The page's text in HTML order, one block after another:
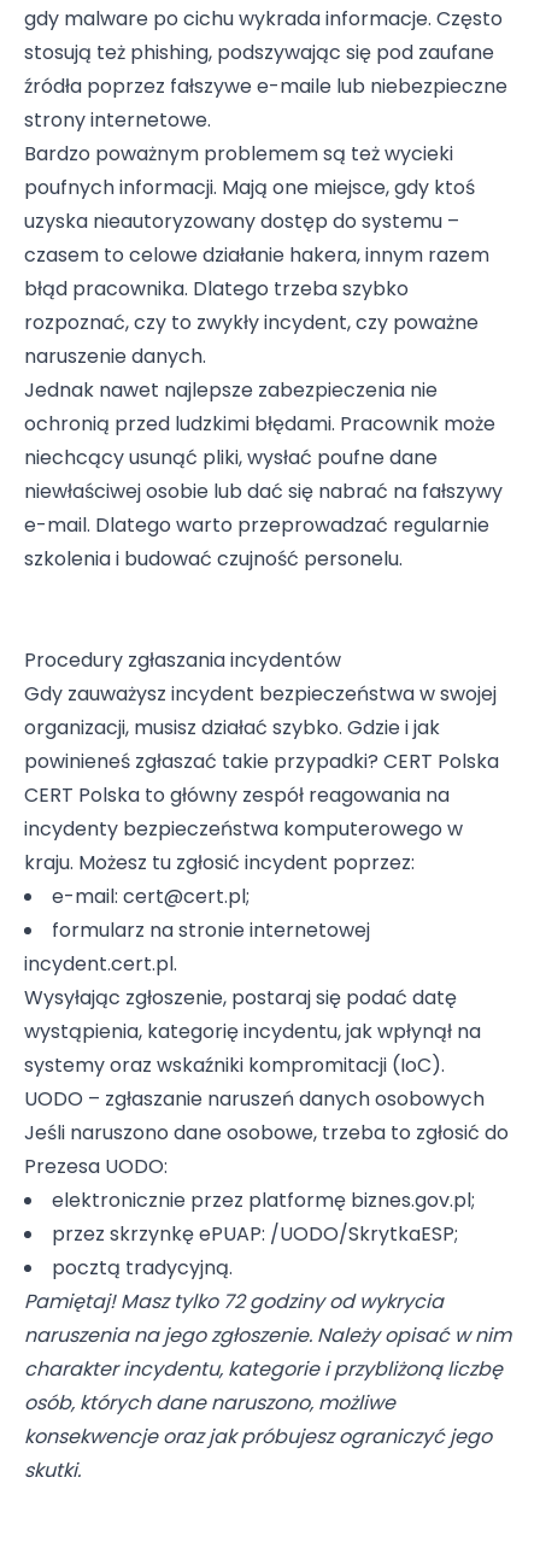
gdy malware po cichu wykrada informacje. Często
stosują też phishing, podszywając się pod zaufane
źródła poprzez fałszywe e-maile lub niebezpieczne
strony internetowe.
Bardzo poważnym problemem są też wycieki
poufnych informacji. Mają one miejsce, gdy ktoś
uzyska nieautoryzowany dostęp do systemu –
czasem to celowe działanie hakera, innym razem
błąd pracownika. Dlatego trzeba szybko
rozpoznać, czy to zwykły incydent, czy poważne
naruszenie danych.
Jednak nawet najlepsze zabezpieczenia nie
ochronią przed ludzkimi błędami. Pracownik może
niechcący usunąć pliki, wysłać poufne dane
niewłaściwej osobie lub dać się nabrać na fałszywy
e-mail. Dlatego warto przeprowadzać regularnie
szkolenia i budować czujność personelu.
Procedury zgłaszania incydentów
Gdy zauważysz incydent bezpieczeństwa w swojej
organizacji, musisz działać szybko. Gdzie i jak
powinieneś zgłaszać takie przypadki? CERT Polska
CERT Polska to główny zespół reagowania na
incydenty bezpieczeństwa komputerowego w
kraju. Możesz tu zgłosić incydent poprzez:
e-mail: cert@cert.pl;
formularz na stronie internetowej
incydent.cert.pl.
Wysyłając zgłoszenie, postaraj się podać datę
wystąpienia, kategorię incydentu, jak wpłynął na
systemy oraz wskaźniki kompromitacji (IoC).
UODO – zgłaszanie naruszeń danych osobowych
Jeśli naruszono dane osobowe, trzeba to zgłosić do
Prezesa UODO:
elektronicznie przez platformę biznes.gov.pl;
przez skrzynkę ePUAP: /UODO/SkrytkaESP;
pocztą tradycyjną.
Pamiętaj! Masz tylko 72 godziny od wykrycia
naruszenia na jego zgłoszenie. Należy opisać w nim
charakter incydentu, kategorie i przybliżoną liczbę
osób, których dane naruszono, możliwe
konsekwencje oraz jak próbujesz ograniczyć jego
skutki.